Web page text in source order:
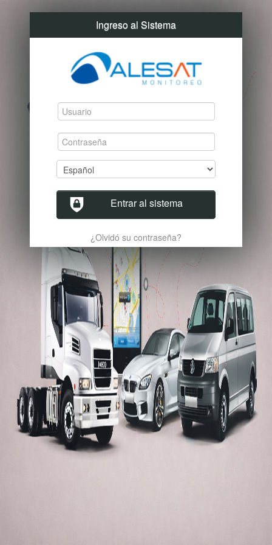
Ingreso al Sistema
Entrar al sistema
¿Olvidó su contraseña?